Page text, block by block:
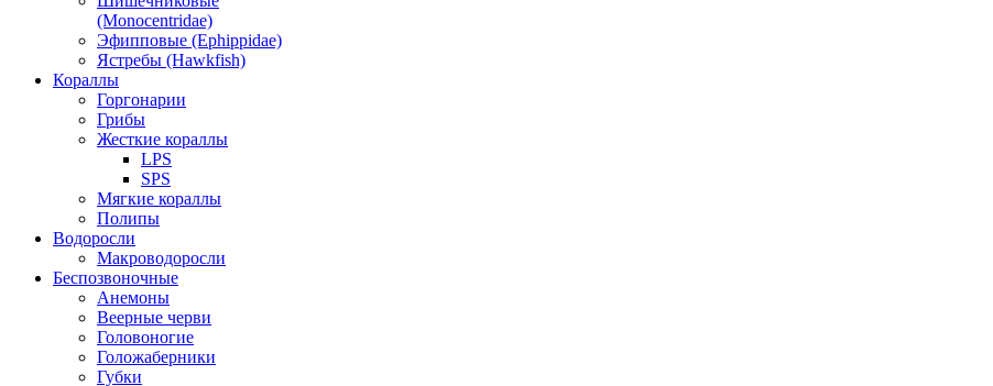
(Monocentridae)
Эфипповые (Ephippidae)
Ястребы (Hawkfish)
Кораллы
Горгонарии
Грибы
Жесткие кораллы
LPS
SPS
Мягкие кораллы
Полипы
Водоросли
Макроводоросли
Беспозвоночные
Анемоны
Веерные черви
Головоногие
Голожаберники
Губки